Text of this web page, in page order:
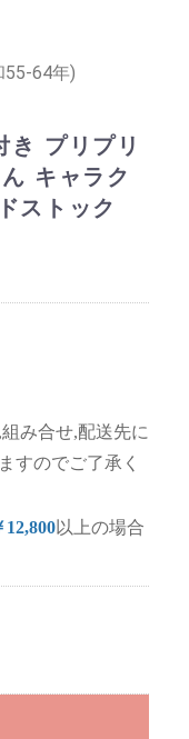
55-64年)
き プリプリ
キャラク
ストック
み合せ,配送先に
すのでご了承く
12,800以上の場合